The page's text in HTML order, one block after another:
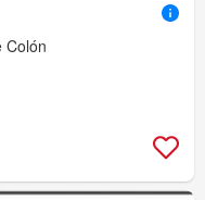
Colón